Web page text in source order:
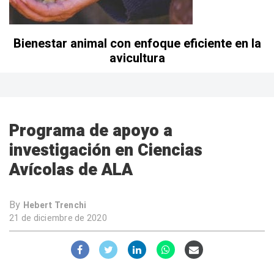
Bienestar animal con enfoque eficiente en la
avicultura
Programa de apoyo a
investigación en Ciencias
Avícolas de ALA
By Hebert Trenchi
21 de diciembre de 2020